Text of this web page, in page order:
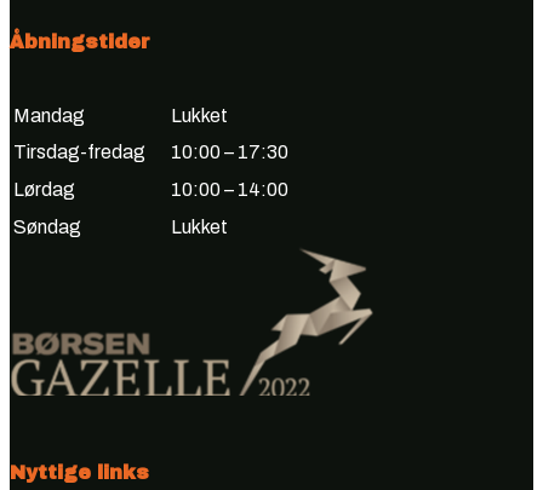
Åbningstider
Mandag
Lukket
Tirsdag-fredag
10:00 – 17:30
Lørdag
10:00 – 14:00
Søndag
Lukket
Nyttige links